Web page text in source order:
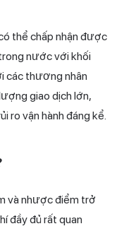
thể chấp nhận được
nước với khối
các thương nhân
giao dịch lớn,
ro vận hành đáng kể.
và nhược điểm trở
đầy đủ rất quan